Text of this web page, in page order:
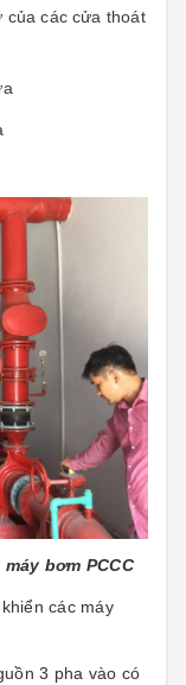
của các cửa thoát
bơm PCCC
các máy
3 pha vào có